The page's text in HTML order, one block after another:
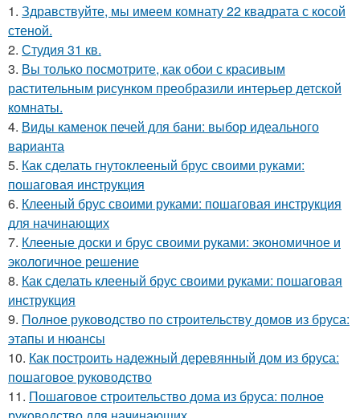
1. Здравствуйте, мы имеем комнату 22 квадрата с косой
стеной.
2. Студия 31 кв.
3. Вы только посмотрите, как обои с красивым
растительным рисунком преобразили интерьер детской
комнаты.
4. Виды каменок печей для бани: выбор идеального
варианта
5. Как сделать гнутоклееный брус своими руками:
пошаговая инструкция
6. Клееный брус своими руками: пошаговая инструкция
для начинающих
7. Клееные доски и брус своими руками: экономичное и
экологичное решение
8. Как сделать клееный брус своими руками: пошаговая
инструкция
9. Полное руководство по строительству домов из бруса:
этапы и нюансы
10. Как построить надежный деревянный дом из бруса:
пошаговое руководство
11. Пошаговое строительство дома из бруса: полное